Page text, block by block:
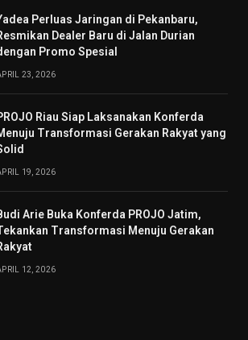
Perluas Jaringan di Pekanbaru,
Dealer Baru di Jalan Durian
Promo Spesial
23, 2026
Riau Siap Laksanakan Konferda
Transformasi Gerakan Rakyat yang
19, 2026
Arie Buka Konferda PROJO Jatim,
Transformasi Menuju Gerakan
12, 2026